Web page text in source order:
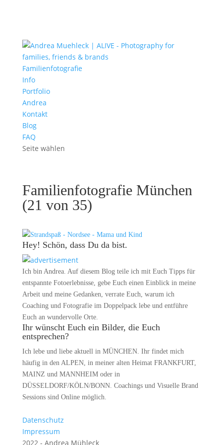
Familienfotografie
Info
Portfolio
Andrea
Kontakt
Blog
FAQ
Seite wählen
Familienfotografie München
(21 von 35)
Hey! Schön, dass Du da bist.
Ich bin Andrea. Auf diesem Blog teile ich mit Euch Tipps für
entspannte Fotoerlebnisse, gebe Euch einen Einblick in meine
Arbeit und meine Gedanken, verrate Euch, warum ich
Coaching und Fotografie im Doppelpack lebe und entführe
Euch an wundervolle Orte.
Ihr wünscht Euch ein Bilder, die Euch
entsprechen?
Ich lebe und liebe aktuell in MÜNCHEN. Ihr findet mich
häufig in den ALPEN, in meiner alten Heimat FRANKFURT,
MAINZ und MANNHEIM oder in
DÜSSELDORF/KÖLN/BONN. Coachings und Visuelle Brand
Sessions sind Online möglich.
Datenschutz
Impressum
2022 - Andrea Mühleck